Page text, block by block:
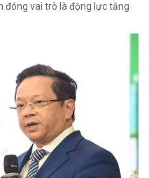
đóng vai trò là động lực tăng